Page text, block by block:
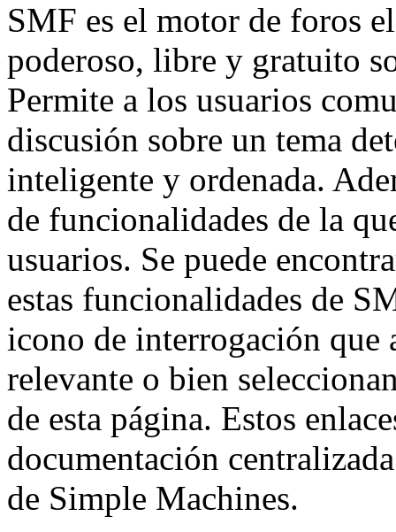
SMF es el motor de foros
poderoso, libre y gratuito
Permite a los usuarios
discusión sobre un tema
inteligente y ordenada.
de funcionalidades de la
usuarios. Se puede
estas funcionalidades de
icono de interrogación que
relevante o bien
de esta página. Estos
documentación
de Simple Machines.